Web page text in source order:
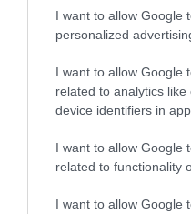
I want to allow Google
personalized
I want to allow Google
related to analytics
device identifiers in
I want to allow Google
related to functionality
I want to allow Google
környezet.
Még több
Egy
agy
Kísérleteik során
meg, hogya sejtek